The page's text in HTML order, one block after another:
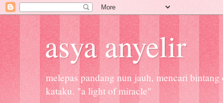
asya anyelir
melepas pandang nun jauh, mencari
kataku. "a light of miracle"